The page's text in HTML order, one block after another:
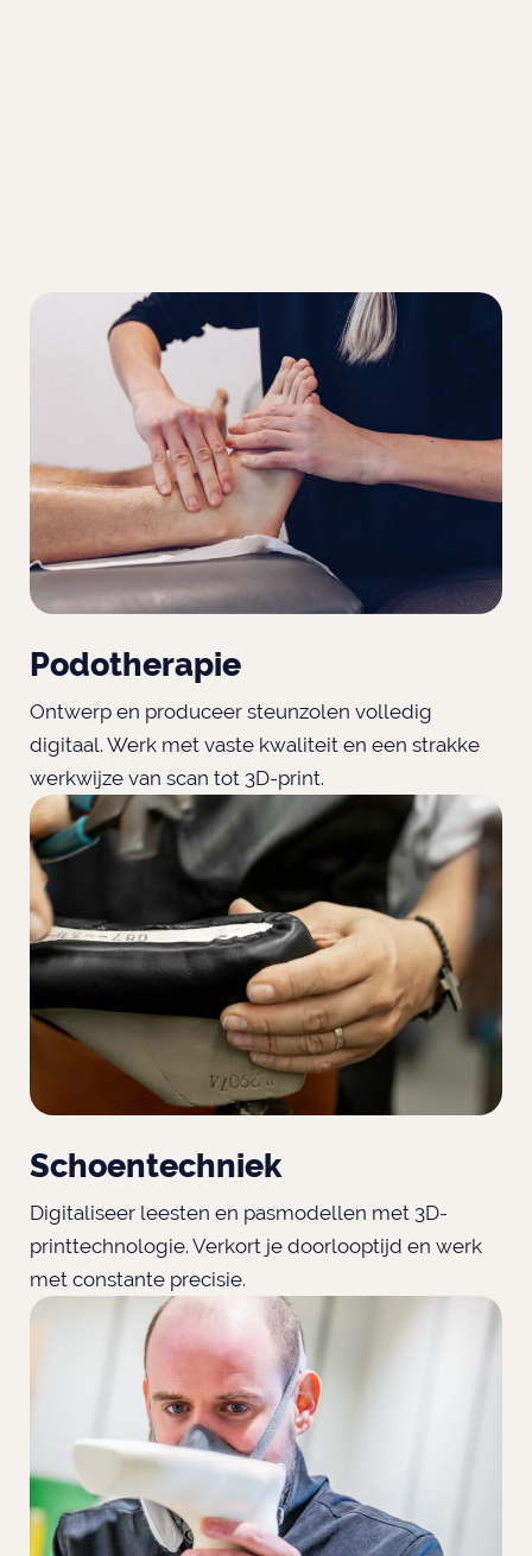
Podotherapie
Ontwerp en produceer steunzolen volledig
digitaal. Werk met vaste kwaliteit en een strakke
werkwijze van scan tot 3D-print.
Schoentechniek
Digitaliseer leesten en pasmodellen met 3D-
printtechnologie. Verkort je doorlooptijd en werk
met constante precisie.